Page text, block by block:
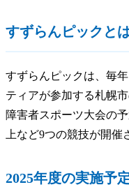
すずらんピックと
すずらんピックは、毎
ティアが参加する札幌
障害者スポーツ大会の
上など9つの競技が開催
2025年度の実施予